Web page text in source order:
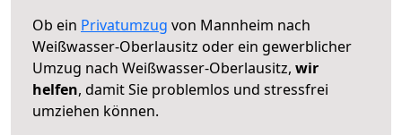
Ob ein Privatumzug von Mannheim nach
Weißwasser-Oberlausitz oder ein gewerblicher
Umzug nach Weißwasser-Oberlausitz, wir
helfen, damit Sie problemlos und stressfrei
umziehen können.